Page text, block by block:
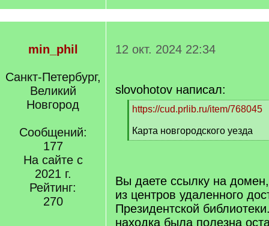
min_phil
Санкт-Петербург,
Великий
Новгород
Сообщений:
177
На сайте с
2021 г.
Рейтинг:
270
12 окт. 2024 22:34
slovohotov написал:
[
]
https://cud.prlib.ru/item/768045
Карта новгородского уезда
[
Вы даете ссылку на
из центров удаленного
Президентской
находка была полезна